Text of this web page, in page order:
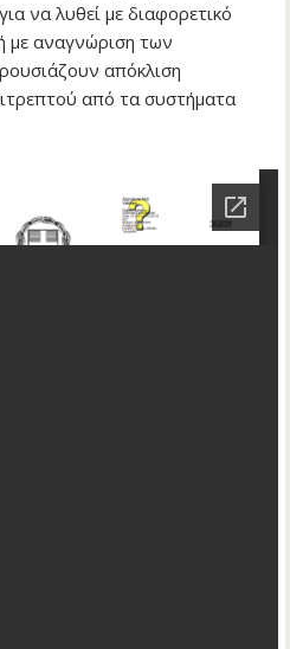
να λυθεί με διαφορετικό
με αναγνώριση των
απόκλιση
από τα συστήματα